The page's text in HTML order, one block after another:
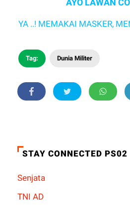
AYO LAWAN
..! MEMAKAI MASKER,
Tag: Dunia Militer
STAY CONNECTED PS02
Senjata
TNI AD